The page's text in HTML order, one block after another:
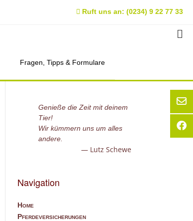
Ruft uns an: (0234) 9 22 77 33
Fragen, Tipps & Formulare
Genieße die Zeit mit deinem
Tier!
Wir kümmern uns um alles
andere.
Lutz Schewe
Navigation
Home
Pferdeversicherungen